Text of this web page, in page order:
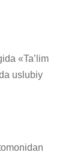
«Ta’lim
uslubiy